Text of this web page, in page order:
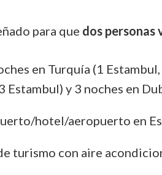
para que dos personas
en Turquía (1
Estambul) y 3 noches en
hotel/aeropuerto en
turismo con aire